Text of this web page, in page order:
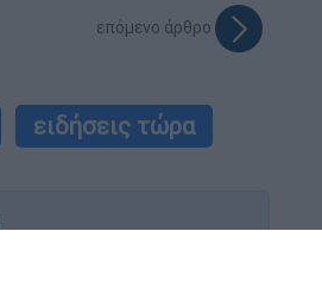
επόμενο άρθρο
ειδήσεις τώρα